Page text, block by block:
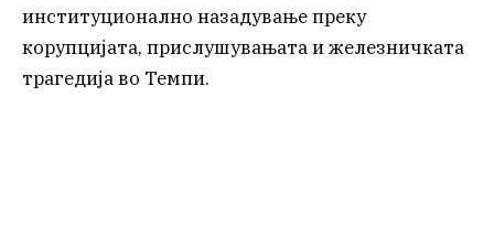
институционално назадување преку
корупцијата, прислушувањата и железничката
трагедија во Темпи.